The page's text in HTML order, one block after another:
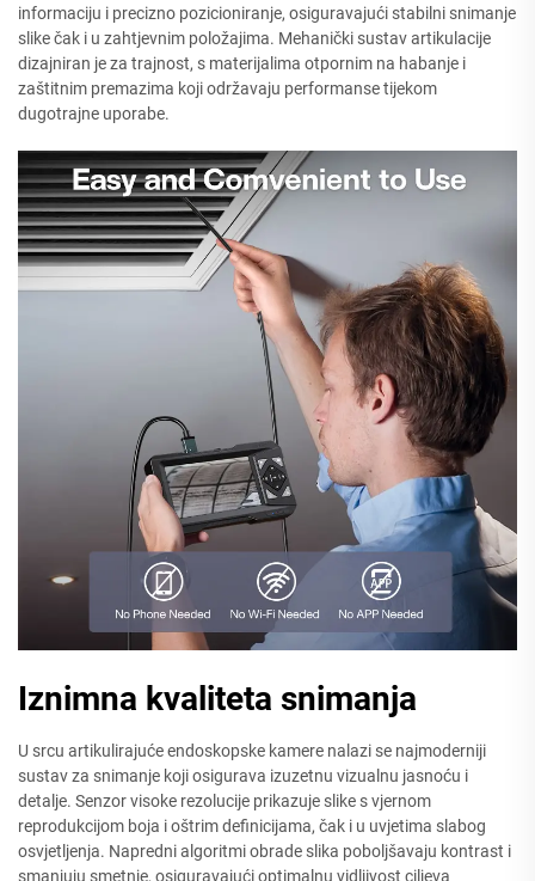
informaciju i precizno pozicioniranje, osiguravajući stabilni snimanje
slike čak i u zahtjevnim položajima. Mehanički sustav artikulacije
dizajniran je za trajnost, s materijalima otpornim na habanje i
zaštitnim premazima koji održavaju performanse tijekom
dugotrajne uporabe.
Iznimna kvaliteta snimanja
U srcu artikulirajuće endoskopske kamere nalazi se najmoderniji
sustav za snimanje koji osigurava izuzetnu vizualnu jasnoću i
detalje. Senzor visoke rezolucije prikazuje slike s vjernom
reprodukcijom boja i oštrim definicijama, čak i u uvjetima slabog
osvjetljenja. Napredni algoritmi obrade slika poboljšavaju kontrast i
smanjuju smetnje, osiguravajući optimalnu vidljivost ciljeva